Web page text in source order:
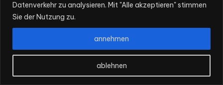
Datenverkehr zu analysieren. Mit "Alle akzeptieren" stimmen
Sie der Nutzung zu.
ablehnen
annehmen
Marc Vasquez.Ich bin 34 Jahre alt und lebe
auf Menorca (Spanien).